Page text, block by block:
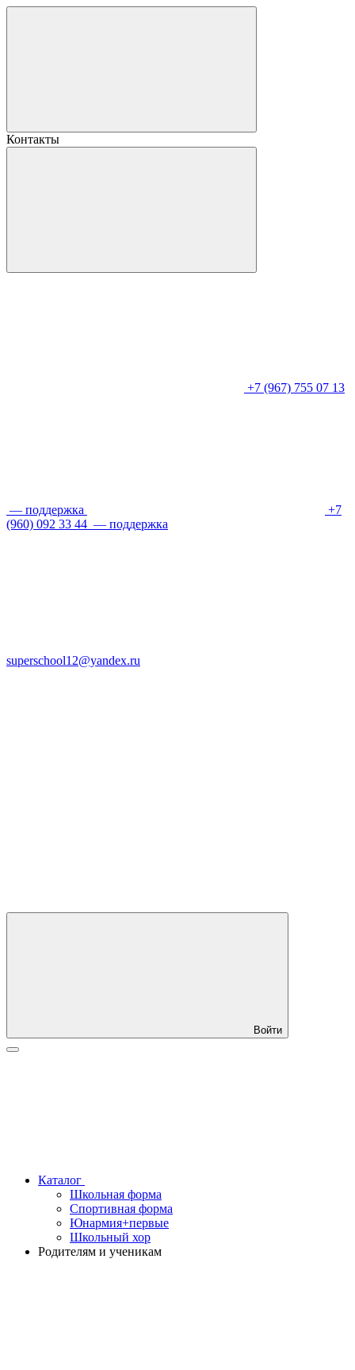
Контакты
+7 (967) 755 07 13
— поддержка
+7
(960) 092 33 44 — поддержка
superschool12@yandex.ru
Войти
Каталог
Школьная форма
Спортивная форма
Юнармия+первые
Школьный хор
Родителям и ученикам